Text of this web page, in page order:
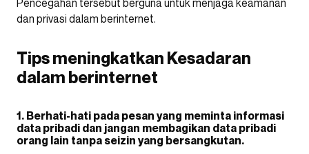
dan privasi dalam berinternet.
Tips meningkatkan Kesadaran
dalam berinternet
1. Berhati-hati pada pesan yang meminta informasi
data pribadi dan jangan membagikan data pribadi
orang lain tanpa seizin yang bersangkutan.